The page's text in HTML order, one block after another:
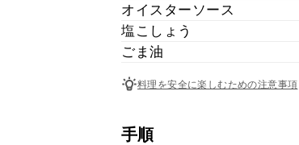
オイスターソース
塩こしょう
ごま油
料理を安全に楽しむための注意事項
手順